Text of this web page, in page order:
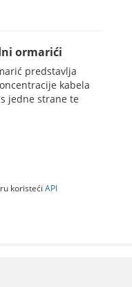
ormarići
predstavlja
kabela
jedne strane te
koristeći API